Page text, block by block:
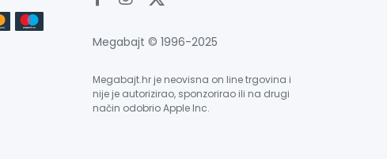
Megabajt © 1996-2025
Megabajt.hr je neovisna on line trgovina i
nije je autorizirao, sponzorirao ili na drugi
način odobrio Apple Inc.